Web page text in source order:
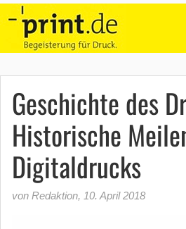
Geschichte des
Historische
Digitaldrucks
von Redaktion, 10. April 2018